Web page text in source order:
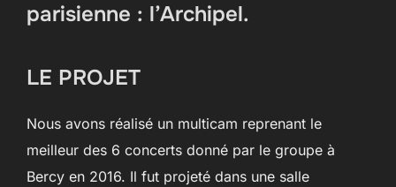
parisienne : l’Archipel.
LE PROJET
Nous avons réalisé un multicam reprenant le
meilleur des 6 concerts donné par le groupe à
Bercy en 2016. Il fut projeté dans une salle